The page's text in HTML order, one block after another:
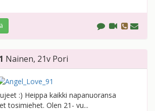
Nainen, 21v Pori
:) Heippa kaikki napanuoransa
tosimiehet. Olen 21- vu...